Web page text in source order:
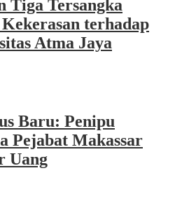
Tiga Tersangka
terhadap
Atma Jaya
Baru: Penipu
Pejabat Makassar
Uang